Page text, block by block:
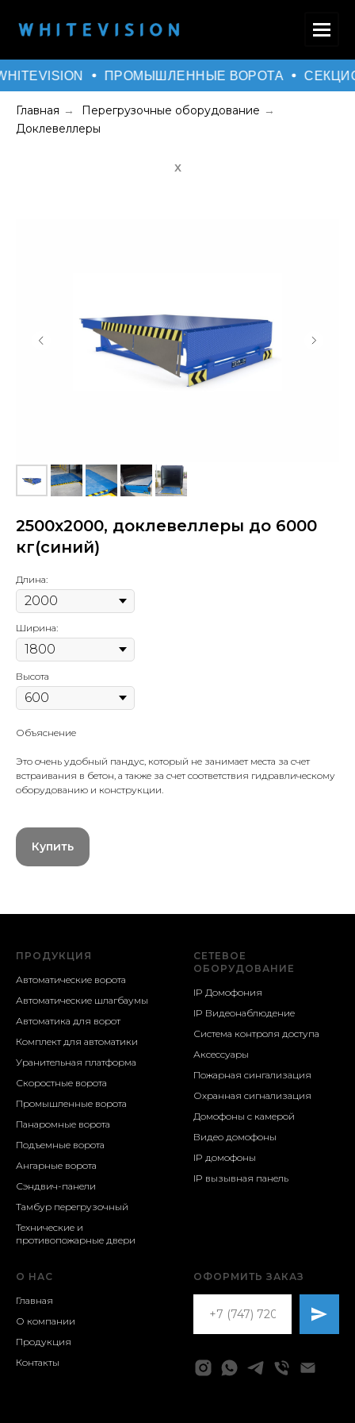
ПРОМЫШЛЕННЫЕ ВОРОТА
Главная → Перегрузочные оборудование →
Доклевеллеры
Х
2500х2000, доклевеллеры до 6000
кг(синий)
Длина:
Ширина:
Высота
Объяснение
Это очень удобный пандус, который не занимает места за счет
встраивания в бетон, а также за счет соответствия гидравлическому
оборудованию и конструкции.
Купить
ПРОДУКЦИЯ
Автоматические ворота
Автоматические шлагбаумы
Автоматика для ворот
Комплект для автоматики
Уранительная платформа
Скоростные ворота
Промышленные ворота
Панаромные ворота
Подъемные ворота
Ангарные ворота
Сэндвич-панели
Тамбур перегрузочный
Технические и
противопожарные двери
СЕТЕВОЕ
ОБОРУДОВАНИЕ
IP Домофония
IP Видеонаблюдение
Система контроля доступа
Аксессуары
Пожарная сингализация
Охранная сигнализация
Домофоны с камерой
Видео домофоны
IP домофоны
IP вызывная панель
О НАС
Главная
О компании
Продукция
Контакты
ОФОРМИТЬ ЗАКАЗ